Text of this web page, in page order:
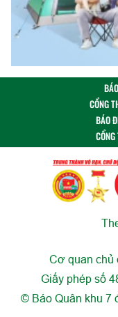
CỔNG
BÁO
Cơ quan chủ
Giấy phép số
© Báo Quân khu 7